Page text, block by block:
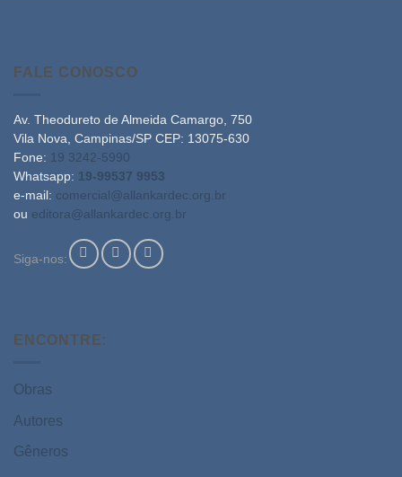
FALE CONOSCO
Av. Theodureto de Almeida Camargo, 750
Vila Nova, Campinas/SP CEP: 13075-630
Fone: 19 3242-5990
Whatsapp: 19-99537 9953
e-mail: comercial@allankardec.org.br
ou editora@allankardec.org.br
Siga-nos:
ENCONTRE:
Obras
Autores
Gêneros